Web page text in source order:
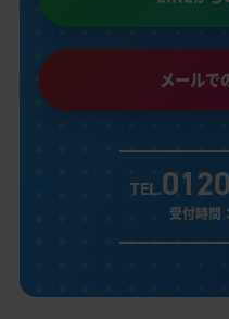
メールで
TEL.
受付時間